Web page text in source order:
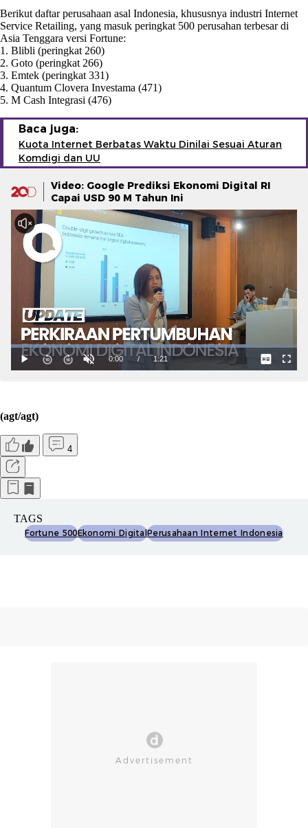
Berikut daftar perusahaan asal Indonesia, khususnya industri Internet
Service Retailing, yang masuk peringkat 500 perusahan terbesar di
Asia Tenggara versi Fortune:
1. Blibli (peringkat 260)
2. Goto (peringkat 266)
3. Emtek (peringkat 331)
4. Quantum Clovera Investama (471)
5. M Cash Integrasi (476)
Baca juga:
Kuota Internet Berbatas Waktu Dinilai Sesuai Aturan
Komdigi dan UU
Video: Google Prediksi Ekonomi Digital RI
Capai USD 90 M Tahun Ini
(agt/agt)
4
TAGS
Fortune 500Ekonomi DigitalPerusahaan Internet Indonesia